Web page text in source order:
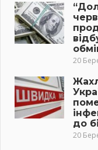
20
до
20